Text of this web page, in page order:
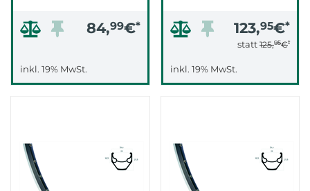
84,99€*
inkl. 19% MwSt.
123,95€*
statt 125,95€*
inkl. 19% MwSt.